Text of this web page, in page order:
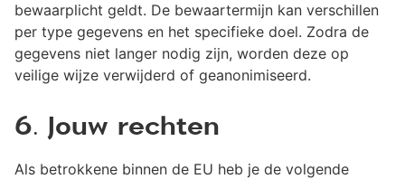
bewaarplicht geldt. De bewaartermijn kan verschillen
per type gegevens en het specifieke doel. Zodra de
gegevens niet langer nodig zijn, worden deze op
veilige wijze verwijderd of geanonimiseerd.
6. Jouw rechten
Als betrokkene binnen de EU heb je de volgende